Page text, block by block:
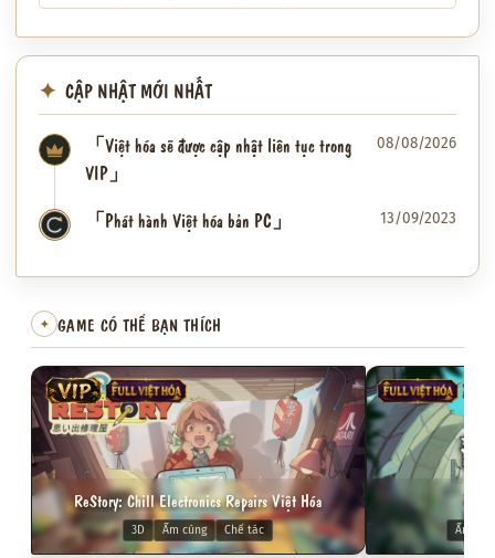
CẬP NHẬT MỚI NHẤT
「Việt hóa sẽ được cập nhật liên tục trong
VIP」
08/08/2026
✦ 「Phát hành Việt hóa bản PC」 13/09/2023
✦ GAME CÓ THỂ BẠN THÍCH
VIP FULL VIỆT HÓA
ReStory: Chill Electronics Repairs Việt Hóa
3D Ấm cúng Chế tác
FULL VIỆT HÓAVIP
Ấm